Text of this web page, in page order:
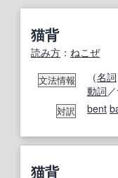
猫背
読み方 ： ねこぜ
文法情報 （名詞
動詞
対訳 bent
猫背